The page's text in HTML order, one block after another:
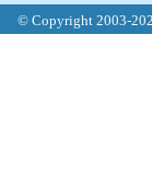
© Copyright 2003-